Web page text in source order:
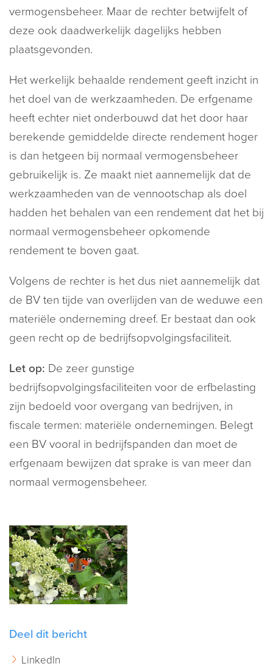
vermogensbeheer. Maar de rechter betwijfelt of
deze ook daadwerkelijk dagelijks hebben
plaatsgevonden.
Het werkelijk behaalde rendement geeft inzicht in
het doel van de werkzaamheden. De erfgename
heeft echter niet onderbouwd dat het door haar
berekende gemiddelde directe rendement hoger
is dan hetgeen bij normaal vermogensbeheer
gebruikelijk is. Ze maakt niet aannemelijk dat de
werkzaamheden van de vennootschap als doel
hadden het behalen van een rendement dat het bij
normaal vermogensbeheer opkomende
rendement te boven gaat.
Volgens de rechter is het dus niet aannemelijk dat
de BV ten tijde van overlijden van de weduwe een
materiële onderneming dreef. Er bestaat dan ook
geen recht op de bedrijfsopvolgingsfaciliteit.
Let op: De zeer gunstige
bedrijfsopvolgingsfaciliteiten voor de erfbelasting
zijn bedoeld voor overgang van bedrijven, in
fiscale termen: materiële ondernemingen. Belegt
een BV vooral in bedrijfspanden dan moet de
erfgenaam bewijzen dat sprake is van meer dan
normaal vermogensbeheer.
Deel dit bericht
LinkedIn